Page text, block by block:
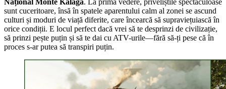
sunt cuceritoare, însă în spatele aparentului calm al zonei se ascund
culturi și moduri de viață diferite, care încearcă să supraviețuiască în
orice condiții. E locul perfect dacă vrei să te desprinzi de civilizație,
să prinzi pește puțin și să te dai cu ATV-urile—fără să-ți pese că în
proces s-ar putea să transpiri puțin.